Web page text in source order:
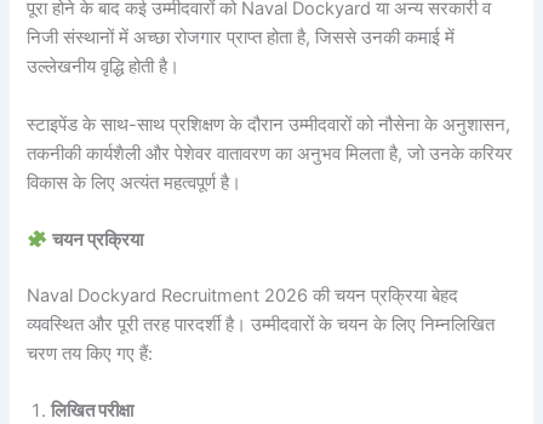
पूरा होने के बाद कई उम्मीदवारों को Naval Dockyard या अन्य सरकारी व
निजी संस्थानों में अच्छा रोजगार प्राप्त होता है, जिससे उनकी कमाई में
उल्लेखनीय वृद्धि होती है।
स्टाइपेंड के साथ-साथ प्रशिक्षण के दौरान उम्मीदवारों को नौसेना के अनुशासन,
तकनीकी कार्यशैली और पेशेवर वातावरण का अनुभव मिलता है, जो उनके करियर
विकास के लिए अत्यंत महत्वपूर्ण है।
चयन प्रक्रिया
Naval Dockyard Recruitment 2026 की चयन प्रक्रिया बेहद
व्यवस्थित और पूरी तरह पारदर्शी है। उम्मीदवारों के चयन के लिए निम्नलिखित
चरण तय किए गए हैं:
लिखित परीक्षा